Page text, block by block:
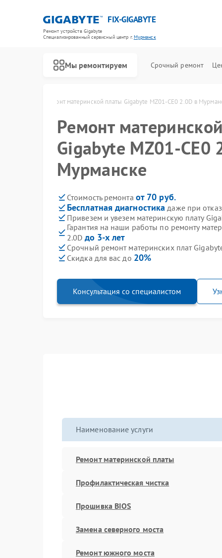
FIX-GIGABYTE
Ремонт устройств Gigabyte
Специализированный cервисный центр г.Мурманск
Мы ремонтируем Срочный ремонт
Ремонт материнской платы Gigabyte MZ01-CE0 2.0D в
Ремонт
Gigabyte MZ01-CE0
Мурманске
Стоимость ремонта от 70 руб.
Бесплатная диагностика даже при
Привезем и увезем материнскую плату
Гарантия на наши работы по ремонту
2.0D до 3-х лет
Срочный ремонт материнских плат
Скидка для вас до 20%
Консультация со специалистом
Наименование услуги
Ремонт материнской платы
Профилактическая чистка
Прошивка BIOS
Замена северного моста
Ремонт южного моста